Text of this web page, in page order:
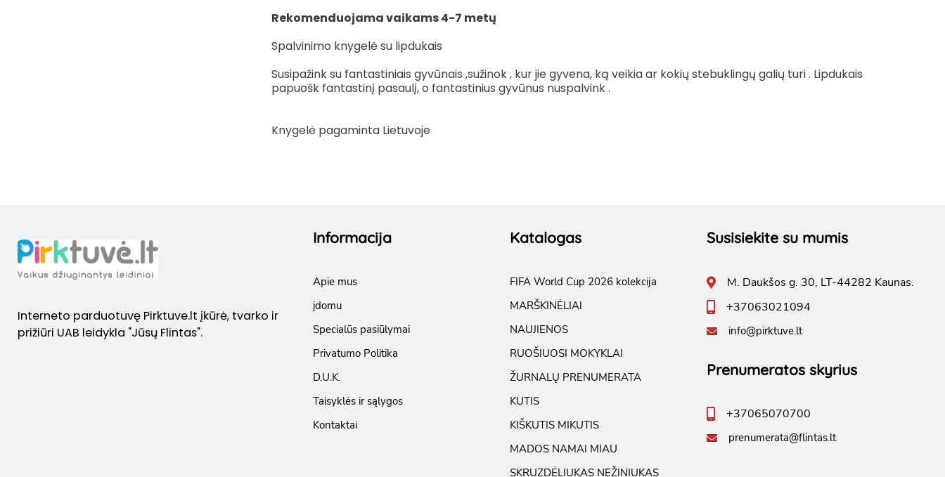
Rekomenduojama vaikams 4-7 metų
Spalvinimo knygelė su lipdukais
Susipažink su fantastiniais gyvūnais ,sužinok , kur jie gyvena, ką veikia ar kokių stebuklingų galių turi . Lipdukais
papuošk fantastinį pasaulį, o fantastinius gyvūnus nuspalvink .
Knygelė pagaminta Lietuvoje
Interneto parduotuvę Pirktuve.lt įkūrė, tvarko ir
prižiūri UAB leidykla "Jūsų Flintas".
Informacija
Apie mus
įdomu
Specialūs pasiūlymai
Privatumo Politika
D.U.K.
Taisyklės ir sąlygos
Kontaktai
Katalogas
FIFA World Cup 2026 kolekcija
MARŠKINĖLIAI
NAUJIENOS
RUOŠIUOSI MOKYKLAI
ŽURNALŲ PRENUMERATA
KUTIS
KIŠKUTIS MIKUTIS
MADOS NAMAI MIAU
SKRUZDĖLIUKAS NEŽINIUKAS
Susisiekite su mumis
M. Daukšos g. 30, LT-44282 Kaunas.
+37063021094
info@pirktuve.lt
Prenumeratos skyrius
+37065070700
prenumerata@flintas.lt